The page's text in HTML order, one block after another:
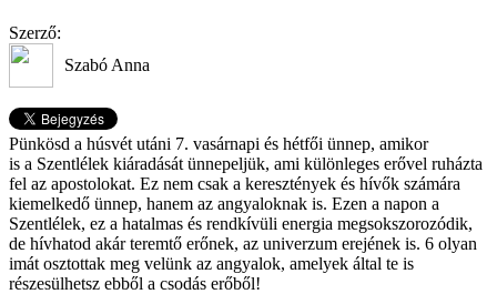
Szerző:
Szabó Anna
Pünkösd a húsvét utáni 7. vasárnapi és hétfői ünnep, amikor
is a Szentlélek kiáradását ünnepeljük, ami különleges erővel ruházta
fel az apostolokat. Ez nem csak a keresztények és hívők számára
kiemelkedő ünnep, hanem az angyaloknak is. Ezen a napon a
Szentlélek, ez a hatalmas és rendkívüli energia megsokszorozódik,
de hívhatod akár teremtő erőnek, az univerzum erejének is. 6 olyan
imát osztottak meg velünk az angyalok, amelyek által te is
részesülhetsz ebből a csodás erőből!